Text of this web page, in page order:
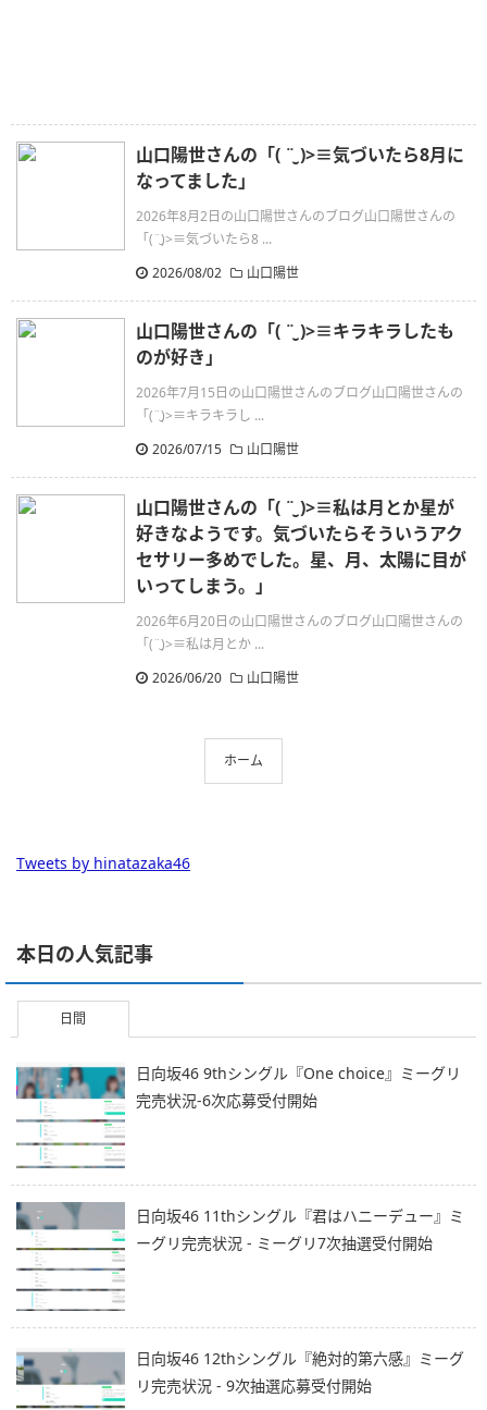
山口陽世さんの「( ¨̮ )>≡気づいたら8月に
なってました」
2026年8月2日の山口陽世さんのブログ山口陽世さんの
「(¨̮)>≡気づいたら8 ...
2026/08/02
山口陽世
山口陽世さんの「( ¨̮ )>≡キラキラしたも
のが好き」
2026年7月15日の山口陽世さんのブログ山口陽世さんの
「(¨̮)>≡キラキラし ...
2026/07/15
山口陽世
山口陽世さんの「( ¨̮ )>≡私は月とか星が
好きなようです。気づいたらそういうアク
セサリー多めでした。星、月、太陽に目が
いってしまう。」
2026年6月20日の山口陽世さんのブログ山口陽世さんの
「(¨̮)>≡私は月とか ...
2026/06/20
山口陽世
ホーム
Tweets by hinatazaka46
本日の人気記事
日間
日向坂46 9thシングル『One choice』ミーグリ
完売状況-6次応募受付開始
日向坂46 11thシングル『君はハニーデュー』ミ
ーグリ完売状況 - ミーグリ7次抽選受付開始
日向坂46 12thシングル『絶対的第六感』ミーグ
リ完売状況 - 9次抽選応募受付開始